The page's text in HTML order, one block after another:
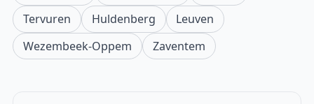
Tervuren
Huldenberg
Leuven
Wezembeek-Oppem
Zaventem